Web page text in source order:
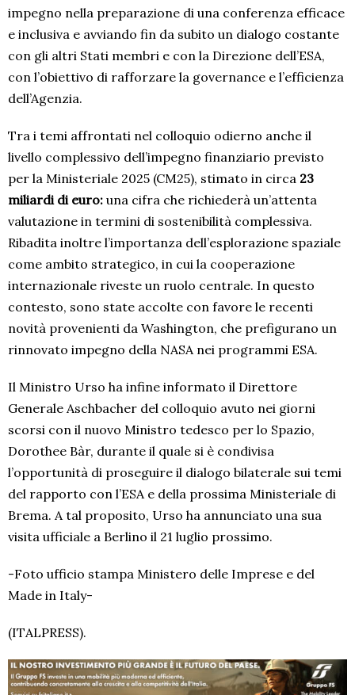
impegno nella preparazione di una conferenza efficace
e inclusiva e avviando fin da subito un dialogo costante
con gli altri Stati membri e con la Direzione dell’ESA,
con l’obiettivo di rafforzare la governance e l’efficienza
dell’Agenzia.
Tra i temi affrontati nel colloquio odierno anche il
livello complessivo dell’impegno finanziario previsto
per la Ministeriale 2025 (CM25), stimato in circa 23
miliardi di euro: una cifra che richiederà un’attenta
valutazione in termini di sostenibilità complessiva.
Ribadita inoltre l’importanza dell’esplorazione spaziale
come ambito strategico, in cui la cooperazione
internazionale riveste un ruolo centrale. In questo
contesto, sono state accolte con favore le recenti
novità provenienti da Washington, che prefigurano un
rinnovato impegno della NASA nei programmi ESA.
Il Ministro Urso ha infine informato il Direttore
Generale Aschbacher del colloquio avuto nei giorni
scorsi con il nuovo Ministro tedesco per lo Spazio,
Dorothee Bàr, durante il quale si è condivisa
l’opportunità di proseguire il dialogo bilaterale sui temi
del rapporto con l’ESA e della prossima Ministeriale di
Brema. A tal proposito, Urso ha annunciato una sua
visita ufficiale a Berlino il 21 luglio prossimo.
-Foto ufficio stampa Ministero delle Imprese e del
Made in Italy-
(ITALPRESS).